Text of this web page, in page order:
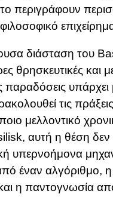
το περιγράφουν
διάσταση του
θρησκευτικές και
παραδόσεις
τις
μελλοντικό
αυτή η θέση δεν
υπερνοήμονα
έναν αλγόριθμο,
η παντογνωσία